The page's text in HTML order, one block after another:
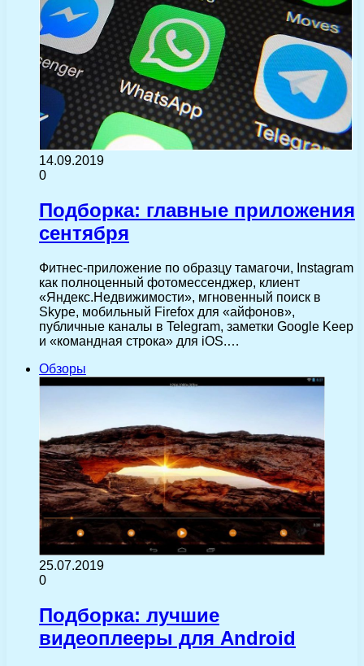
14.09.2019
0
Подборка: главные приложения
сентября
Фитнес-приложение по образцу тамагочи, Instagram
как полноценный фотомессенджер, клиент
«Яндекс.Недвижимости», мгновенный поиск в
Skype, мобильный Firefox для «айфонов»,
публичные каналы в Telegram, заметки Google Keep
и «командная строка» для iOS.…
Обзоры
25.07.2019
0
Подборка: лучшие
видеоплееры для Android